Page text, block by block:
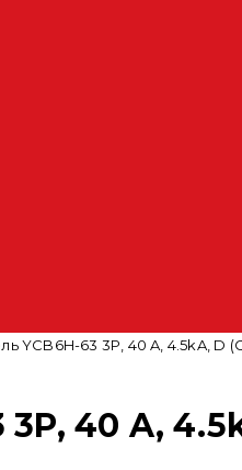
YCB6H-63 3P, 40 A, 4.5kA, D
40 A,